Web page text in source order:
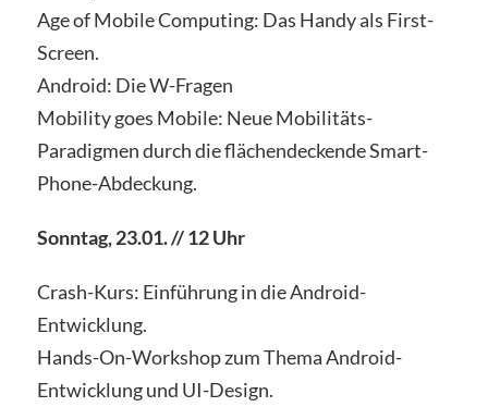
Age of Mobile Computing: Das Handy als First-
Screen.
Android: Die W-Fragen
Mobility goes Mobile: Neue Mobilitäts-
Paradigmen durch die flächendeckende Smart-
Phone-Abdeckung.
Sonntag, 23.01. // 12 Uhr
Crash-Kurs: Einführung in die Android-
Entwicklung.
Hands-On-Workshop zum Thema Android-
Entwicklung und UI-Design.